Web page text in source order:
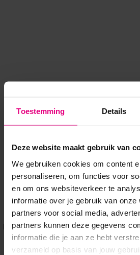
Toestemming Details
Deze website maakt gebruik van
We gebruiken cookies om content
personaliseren, om functies voor
en om ons websiteverkeer te
informatie over je gebruik van onze
partners voor social media,
partners kunnen deze gegevens
informatie die je aan ze hebt
verzameld op basis van jouw
Application error: a client-side
loadingwww.voordeeluitjes.nl (see the
information).